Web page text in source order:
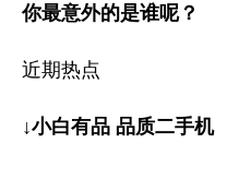
你最意外的是谁呢？
近期热点
↓小白有品 品质二手机